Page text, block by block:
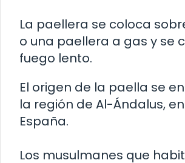
La paellera se coloca
o una paellera a gas y se
fuego lento.
El origen de la paella se
la región de Al-Ándalus,
España.
Los musulmanes que